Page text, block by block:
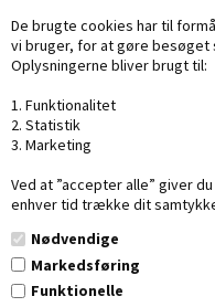
De brugte cookies har til
vi bruger, for at gøre besøget
Oplysningerne bliver brugt til:
1. Funktionalitet
2. Statistik
3. Marketing
Ved at ”accepter alle” giver
enhver tid trække dit
Nødvendige
Markedsføring
Funktionelle